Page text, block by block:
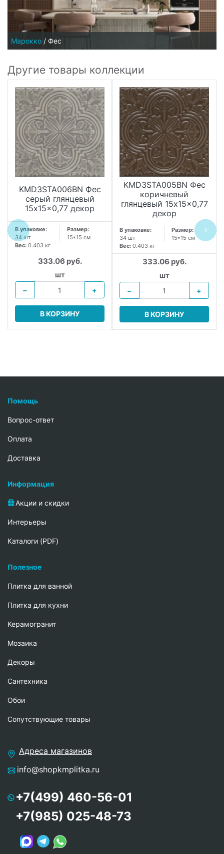
Марокко / Фес
Другие товары коллекции
KMD3STA006BN Фес
серый глянцевый
15x15x0,77 декор
В упаковке:
34 шт
Размер:
15*15 см
Вес: 0.403 кг
333.06 руб.
шт
−
+
В КОРЗИНУ
KMD3STA005BN Фес
коричневый
глянцевый 15x15x0,77
декор
В упаковке:
34 шт
Размер:
15*15 см
Вес: 0.403 кг
333.06 руб.
шт
−
+
В КОРЗИНУ
Помощь
Вопрос-ответ
Oплата
Доставка
Информация
Акции и скидки
Интерьеры
Каталоги (PDF)
Полезное
Плитка для ванной
Плитка для кухни
Керамогранит
Мозаика
Декоры
Сантехника
Обои
Сопутствующие товары
Адреса магазинов
info@shopkmplitka.ru
+7(499) 460-56-01
+7(985) 025-48-73